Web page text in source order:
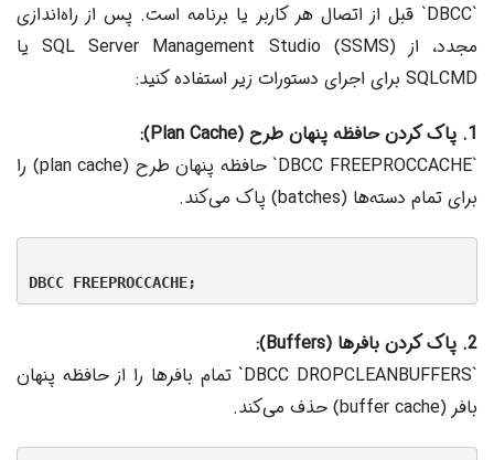
`DBCC` قبل از اتصال هر کاربر یا برنامه است. پس از راه‌اندازی
مجدد، از SQL Server Management Studio (SSMS) یا
SQLCMD برای اجرای دستورات زیر استفاده کنید:
1. پاک کردن حافظه پنهان طرح (Plan Cache):
`DBCC FREEPROCCACHE` حافظه پنهان طرح (plan cache) را
برای تمام دسته‌ها (batches) پاک می‌کند.
2. پاک کردن بافرها (Buffers):
`DBCC DROPCLEANBUFFERS` تمام بافرها را از حافظه پنهان
بافر (buffer cache) حذف می‌کند.